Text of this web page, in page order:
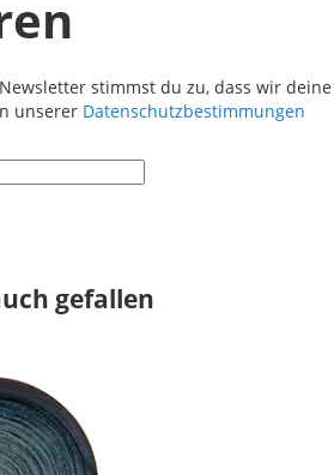
stimmst du zu, dass wir deine
unserer Datenschutzbestimmungen
gefallen